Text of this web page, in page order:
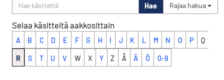
Hae Rajaa hakua
Selaa käsitteitä aakkosittain
A B C D E F G H I J K L M N O P Q
R S T U V W X Y Z Å Ä Ö 0-9